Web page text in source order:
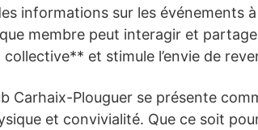
informations sur les événements
membre peut interagir et
et stimule l’envie de
Carhaix-Plouguer se présente
et convivialité. Que ce soit